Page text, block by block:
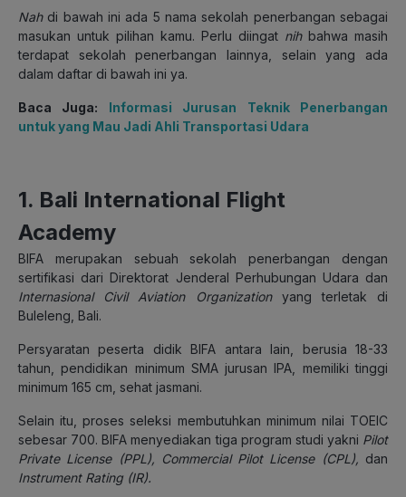
Nahdi bawah ini ada 5 nama sekolah penerbangan sebagai
masukan untuk pilihan kamu. Perlu diingat nihbahwa masih
terdapat sekolah penerbangan lainnya, selain yang ada
dalam daftar di bawah ini ya.
Baca Juga: Informasi Jurusan Teknik Penerbangan
untuk yang Mau Jadi Ahli Transportasi Udara
1. Bali International Flight
Academy
BIFA merupakan sebuah sekolah penerbangan dengan
sertifikasi dari Direktorat Jenderal Perhubungan Udara dan
Internasional Civil Aviation Organizationyang terletak di
Buleleng, Bali.
Persyaratan peserta didik BIFA antara lain, berusia 18-33
tahun, pendidikan minimum SMA jurusan IPA, memiliki tinggi
minimum 165 cm, sehat jasmani.
Selain itu, proses seleksi membutuhkan minimum nilai TOEIC
sebesar 700. BIFA menyediakan tiga program studi yakni Pilot
Private License (PPL), Commercial Pilot License (CPL), dan
Instrument Rating (IR).